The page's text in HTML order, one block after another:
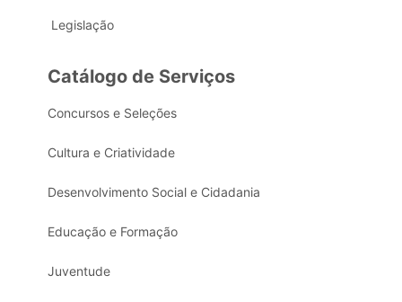
Legislação
Catálogo de Serviços
Concursos e Seleções
Cultura e Criatividade
Desenvolvimento Social e Cidadania
Educação e Formação
Juventude